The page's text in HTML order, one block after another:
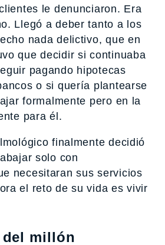
le denunciaron. Era
Llegó a deber tanto a los
nada delictivo, que en
que decidir si continuaba
pagando hipotecas
o si quería plantearse
formalmente pero en la
para él.
finalmente decidió
solo con
necesitaran sus servicios
el reto de su vida es vivir
millón